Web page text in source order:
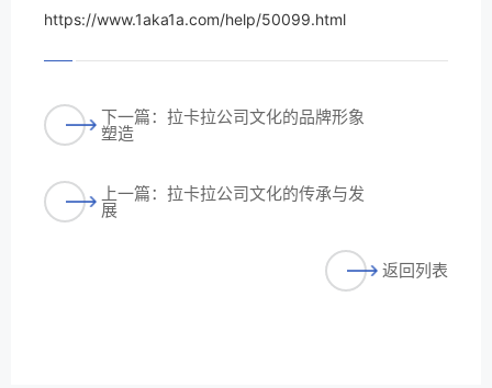
https://www.1aka1a.com/help/50099.html
下一篇：拉卡拉公司文化的品牌形象
塑造
上一篇：拉卡拉公司文化的传承与发
展
返回列表